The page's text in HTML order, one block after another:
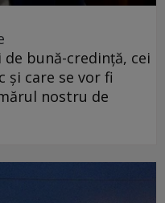
bună-credință, cei
și care se vor fi
nostru de